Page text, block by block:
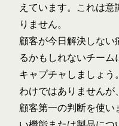
えています。これは
りません。
顧客が今日解決しな
るかもしれないチー
キャプチャしましょ
わけではありませんが
顧客第一の判断を使